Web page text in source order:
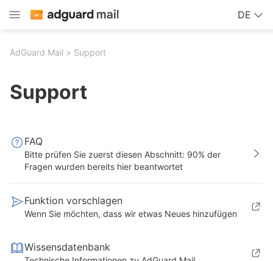
DE
AdGuard Mail Support
Support
FAQ
Bitte prüfen Sie zuerst diesen Abschnitt: 90% der
Fragen wurden bereits hier beantwortet
Funktion vorschlagen
Wenn Sie möchten, dass wir etwas Neues hinzufügen
Wissensdatenbank